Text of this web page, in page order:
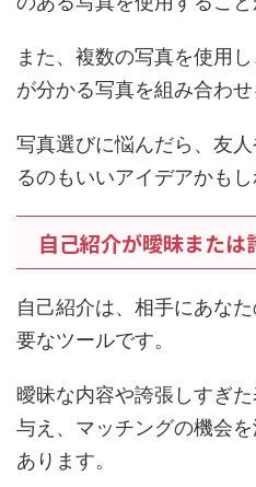
が分かる写真を組み合わ
るのもいいアイデアかも
自己紹介が曖昧または
自己紹介は、相手にあな
要なツールです。
与え、マッチングの機会
あります。